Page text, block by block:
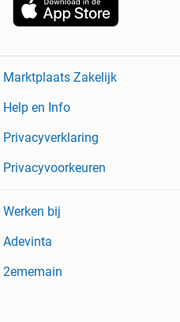
Marktplaats Zakelijk
Help en Info
Privacyverklaring
Privacyvoorkeuren
Werken bij
Adevinta
2ememain